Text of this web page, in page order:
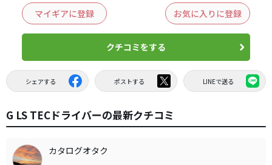
マイギアに登録 お気に入りに登録
クチコミをする
シェアする ポストする LINEで送る
G LS TECドライバーの最新クチコミ
カタログオタク